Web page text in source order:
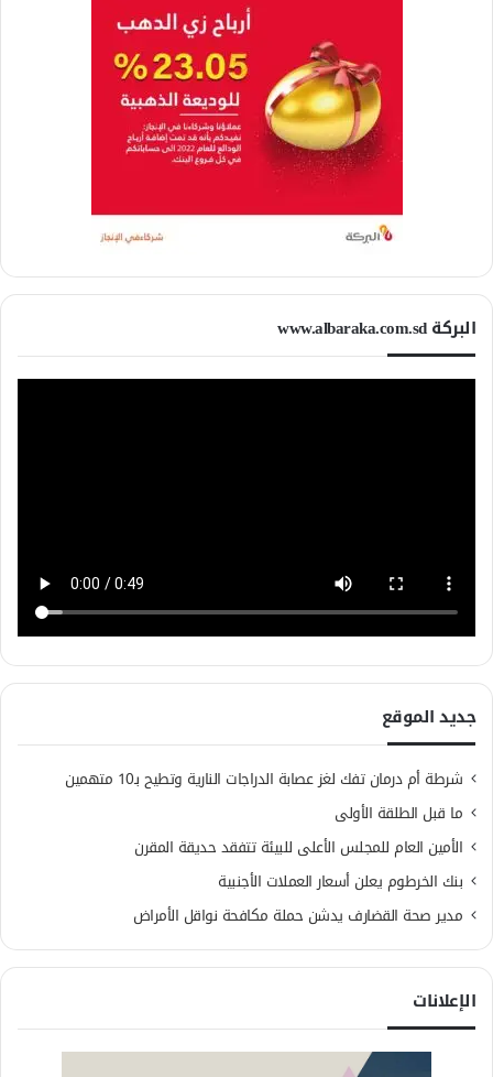
البركة www.albaraka.com.sd
جديد الموقع
شرطة أم درمان تفك لغز عصابة الدراجات النارية وتطيح بـ10 متهمين
ما قبل الطلقة الأولى
الأمين العام للمجلس الأعلى للبيئة تتفقد حديقة المقرن
بنك الخرطوم يعلن أسعار العملات الأجنبية
مدير صحة القضارف يدشن حملة مكافحة نواقل الأمراض
الإعلانات